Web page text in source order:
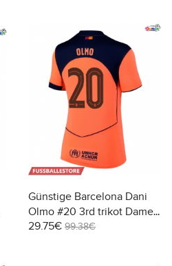
Günstige Barcelona Dani
Olmo #20 3rd trikot Damen
2025-26 Kurzarm
29.75€ 99.38€